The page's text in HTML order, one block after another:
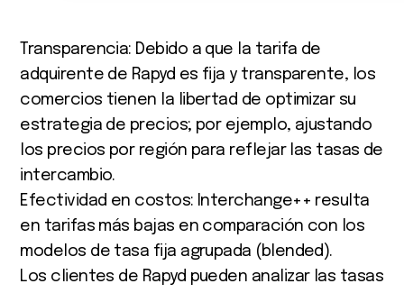
Transparencia: Debido a que la tarifa de
adquirente de Rapyd es fija y transparente, los
comercios tienen la libertad de optimizar su
estrategia de precios; por ejemplo, ajustando
los precios por región para reflejar las tasas de
intercambio.
Efectividad en costos: Interchange++ resulta
en tarifas más bajas en comparación con los
modelos de tasa fija agrupada (blended).
Los clientes de Rapyd pueden analizar las tasas